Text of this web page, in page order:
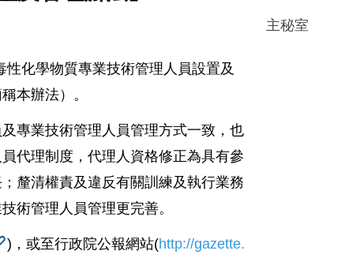
主秘室
化學物質專業技術管理人員設置及
本辦法）。
專業技術管理人員管理方式一致，也
代理制度，代理人資格修正為具有參
釐清權責及違反有關訓練及執行業務
術管理人員管理更完善。
) ，或至行政院公報網站(http://gazette.